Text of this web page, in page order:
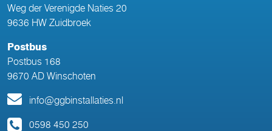
Weg der Verenigde Naties 20
9636 HW Zuidbroek
Postbus
Postbus 168
9670 AD Winschoten
info@ggbinstallaties.nl
0598 450 250